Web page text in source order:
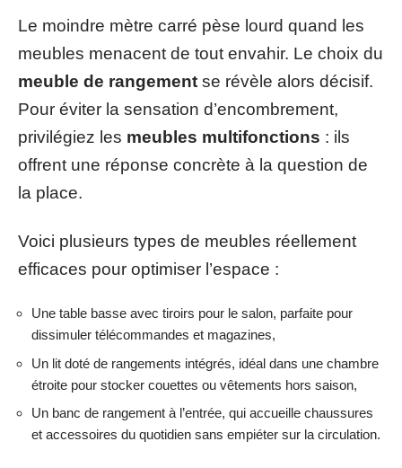
Le moindre mètre carré pèse lourd quand les
meubles menacent de tout envahir. Le choix du
meuble de rangement se révèle alors décisif.
Pour éviter la sensation d’encombrement,
privilégiez les meubles multifonctions : ils
offrent une réponse concrète à la question de
la place.
Voici plusieurs types de meubles réellement
efficaces pour optimiser l’espace :
Une table basse avec tiroirs pour le salon, parfaite pour
dissimuler télécommandes et magazines,
Un lit doté de rangements intégrés, idéal dans une chambre
étroite pour stocker couettes ou vêtements hors saison,
Un banc de rangement à l’entrée, qui accueille chaussures
et accessoires du quotidien sans empiéter sur la circulation.